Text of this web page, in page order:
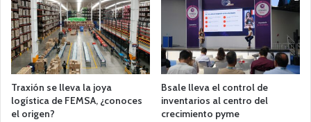
Traxión se lleva la joya
logística de FEMSA, ¿conoces
el origen?
Bsale lleva el control de
inventarios al centro del
crecimiento pyme